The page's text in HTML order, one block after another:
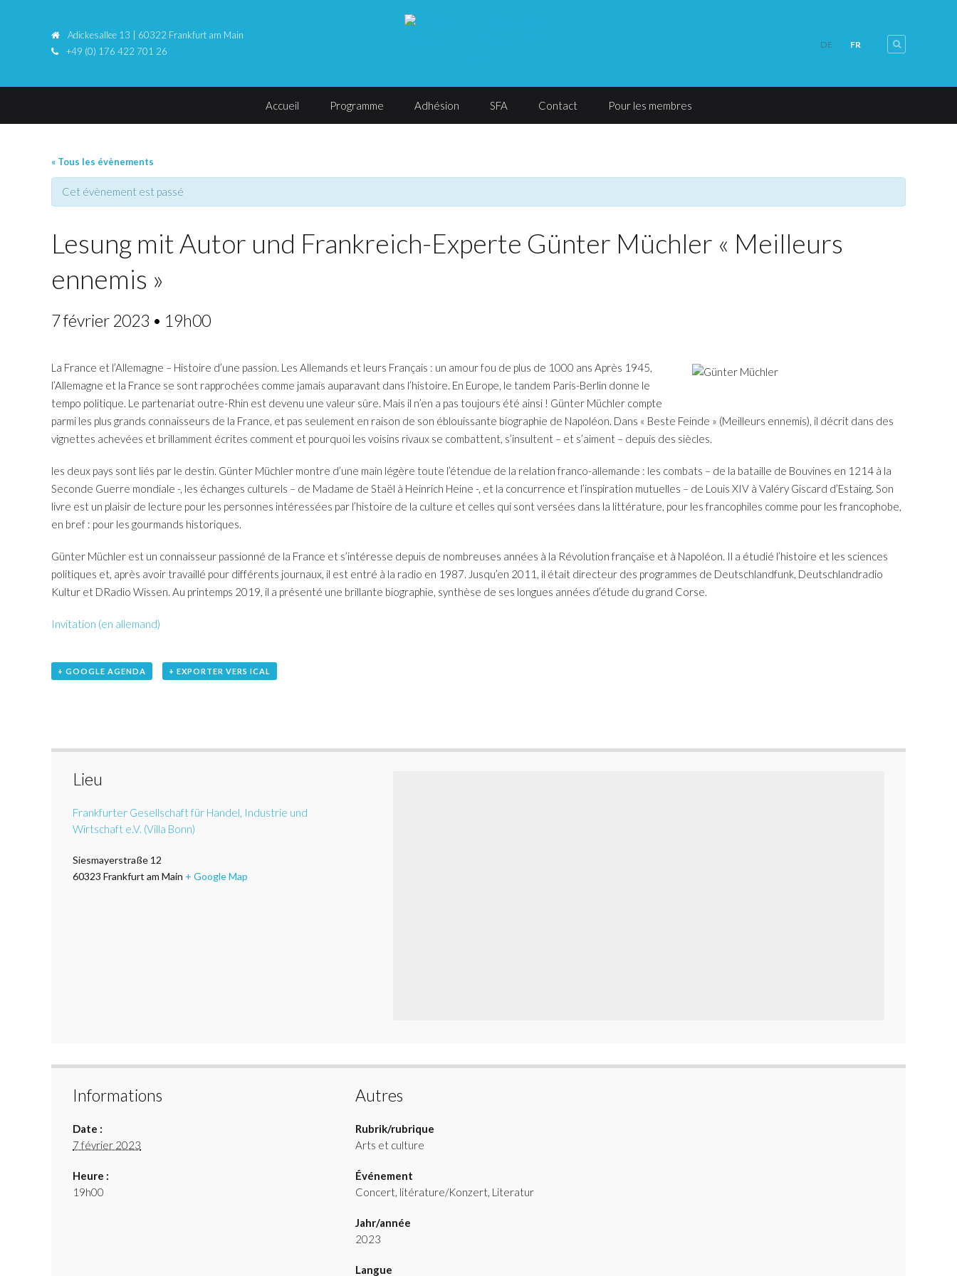
Adickesallee 13 | 60322 Frankfurt am Main
+49 (0) 176 422 701 26
DE FR
Accueil Programme Adhésion SFA Contact Pour les membres
« Tous les évènements
Cet évènement est passé
Lesung mit Autor und Frankreich-Experte Günter Müchler « Meilleurs
ennemis »
7 février 2023 • 19h00
La France et l’Allemagne – Histoire d’une passion. Les Allemands et leurs Français : un amour fou de plus de 1000 ans Après 1945,
l’Allemagne et la France se sont rapprochées comme jamais auparavant dans l’histoire. En Europe, le tandem Paris-Berlin donne le
tempo politique. Le partenariat outre-Rhin est devenu une valeur sûre. Mais il n’en a pas toujours été ainsi ! Günter Müchler compte
parmi les plus grands connaisseurs de la France, et pas seulement en raison de son éblouissante biographie de Napoléon. Dans « Beste Feinde » (Meilleurs ennemis), il décrit dans des
vignettes achevées et brillamment écrites comment et pourquoi les voisins rivaux se combattent, s’insultent – et s’aiment – depuis des siècles.
les deux pays sont liés par le destin. Günter Müchler montre d’une main légère toute l’étendue de la relation franco-allemande : les combats – de la bataille de Bouvines en 1214 à la
Seconde Guerre mondiale -, les échanges culturels – de Madame de Staël à Heinrich Heine -, et la concurrence et l’inspiration mutuelles – de Louis XIV à Valéry Giscard d’Estaing. Son
livre est un plaisir de lecture pour les personnes intéressées par l’histoire de la culture et celles qui sont versées dans la littérature, pour les francophiles comme pour les francophobe,
en bref : pour les gourmands historiques.
Günter Müchler est un connaisseur passionné de la France et s’intéresse depuis de nombreuses années à la Révolution française et à Napoléon. Il a étudié l’histoire et les sciences
politiques et, après avoir travaillé pour différents journaux, il est entré à la radio en 1987. Jusqu’en 2011, il était directeur des programmes de Deutschlandfunk, Deutschlandradio
Kultur et DRadio Wissen. Au printemps 2019, il a présenté une brillante biographie, synthèse de ses longues années d’étude du grand Corse.
Invitation (en allemand)
+ GOOGLE AGENDA + EXPORTER VERS ICAL
Lieu
Frankfurter Gesellschaft für Handel, Industrie und
Wirtschaft e.V. (Villa Bonn)
Siesmayerstraße 12
60323 Frankfurt am Main + Google Map
Informations
Date :
7 février 2023
Heure :
19h00
Autres
Rubrik/rubrique
Arts et culture
Événement
Concert, litérature/Konzert, Literatur
Jahr/année
2023
Langue